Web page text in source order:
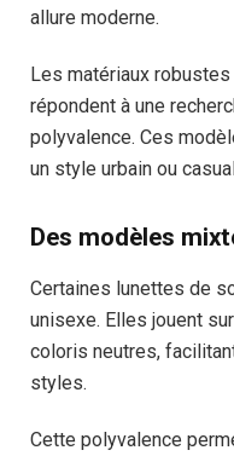
allure moderne.
Les matériaux
répondent à une
polyvalence. Ces
un style urbain ou
Des modèles
Certaines lunettes de
unisexe. Elles jouent
coloris neutres,
styles.
Cette polyvalence